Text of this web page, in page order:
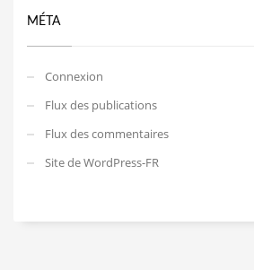
MÉTA
Connexion
Flux des publications
Flux des commentaires
Site de WordPress-FR